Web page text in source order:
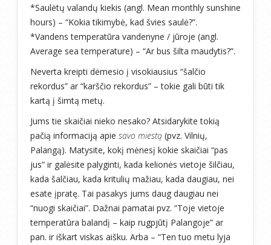
*Saulėtų valandų kiekis (angl. Mean monthly sunshine
hours) – “Kokia tikimybė, kad švies saulė?”.
*Vandens temperatūra vandenyne / jūroje (angl.
Average sea temperature) – “Ar bus šilta maudytis?”.
Neverta kreipti dėmesio į visokiausius “šalčio
rekordus” ar “karščio rekordus” – tokie gali būti tik
kartą į šimtą metų.
Jums tie skaičiai nieko nesako? Atsidarykite tokią
pačią informaciją apie savo miestą (pvz. Vilnių,
Palangą). Matysite, kokį mėnesį kokie skaičiai “pas
jus” ir galėsite palyginti, kada kelionės vietoje šilčiau,
kada šalčiau, kada kritulių mažiau, kada daugiau, nei
esate įpratę. Tai pasakys jums daug daugiau nei
“nuogi skaičiai”. Dažnai pamatai pvz. “Toje vietoje
temperatūra balandį – kaip rugpjūtį Palangoje” ar
pan. ir iškart viskas aišku. Arba – “Ten tuo metu lyja